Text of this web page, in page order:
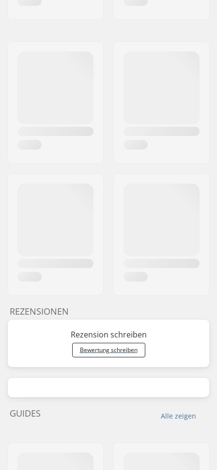
REZENSIONEN
Rezension schreiben
Bewertung schreiben
Alle zeigen
GUIDES